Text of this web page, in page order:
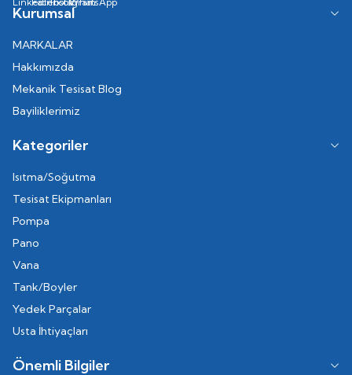
Kurumsal
MARKALAR
Hakkımızda
Mekanik Tesisat Blog
Bayiliklerimiz
Kategoriler
Isıtma/Soğutma
Tesisat Ekipmanları
Pompa
Pano
Vana
Tank/Boyler
Yedek Parçalar
Usta İhtiyaçları
Önemli Bilgiler